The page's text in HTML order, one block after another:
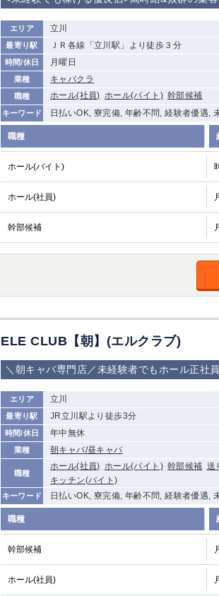
エリア 立川
最寄り駅 ＪＲ各線「立川駅」より徒歩３分
時間/休日 月曜日
業種 キャバクラ
職種 ホール(社員) ホール(バイト) 幹部候補
キーワード 日払いOK, 寮完備, 年齢不問, 経験者優遇,
職種
ホール(バイト)
ホール(社員)
幹部候補
ELE CLUB【朝】(エルクラブ)
＼朝キャバ専門店／未経験者でもホール正社
エリア 立川
最寄り駅 JR立川駅より徒歩3分
時間/休日 年中無休
業種 朝キャバ/昼キャバ
職種
ホール(社員) ホール(バイト) 幹部候補 送
キッチン(バイト)
キーワード 日払いOK, 寮完備, 年齢不問, 経験者優遇,
職種
幹部候補
ホール(社員)
から徒歩10分
①歌舞伎町 ②
新宿
①東武練馬 ②
成増・板橋 ③
大山 ②池袋
下赤塚 竹ノ塚 三鷹
荻窪
浅草 新小岩
五井
関内 横浜 川崎
新横浜
小田原
横浜・桜木町
関内・
日ノ出
茅ヶ崎 戸塚 たまプ
桜木町
大宮 南越谷 志木
春日部 川口
船橋 津田沼 成田
佐倉
茂原
松戸
浦安
宇都宮
東武宇
都宮西
土浦
高崎 館林
選択した内